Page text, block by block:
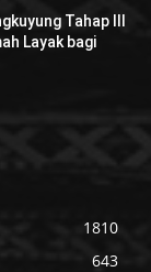
Tahap III
Layak bagi
1810
643